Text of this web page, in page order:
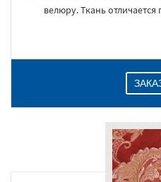
велюру. Ткань